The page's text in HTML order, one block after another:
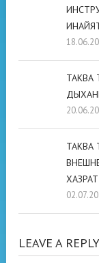
ТАКВА
ТАКВА
LEAVE A REPLY